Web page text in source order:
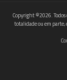
Copyright ©2026. Todos
totalidade ou em parte,